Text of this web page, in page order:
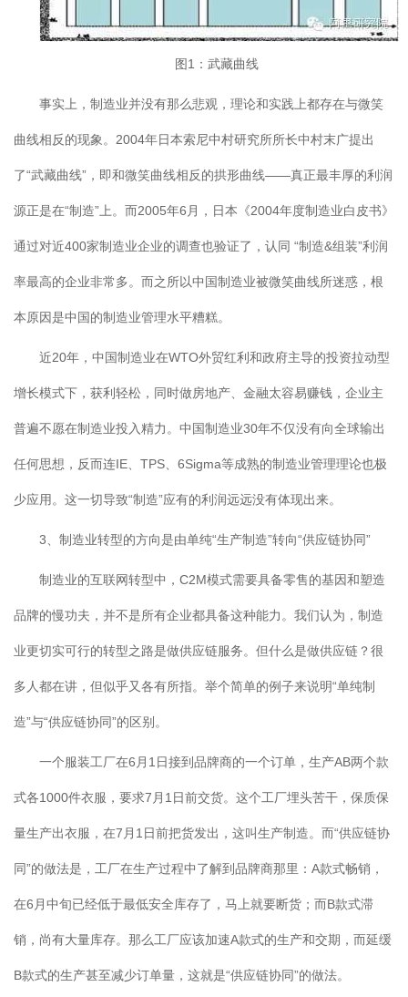
图1：武藏曲线
事实上，制造业并没有那么悲观，理论和实践上都存在与微笑
曲线相反的现象。2004年日本索尼中村研究所所长中村末广提出
了“武藏曲线”，即和微笑曲线相反的拱形曲线——真正最丰厚的利润
源正是在“制造”上。而2005年6月，日本《2004年度制造业白皮书》
通过对近400家制造业企业的调查也验证了，认同 “制造&组装”利润
率最高的企业非常多。而之所以中国制造业被微笑曲线所迷惑，根
本原因是中国的制造业管理水平糟糕。
近20年，中国制造业在WTO外贸红利和政府主导的投资拉动型
增长模式下，获利轻松，同时做房地产、金融太容易赚钱，企业主
普遍不愿在制造业投入精力。中国制造业30年不仅没有向全球输出
任何思想，反而连IE、TPS、6Sigma等成熟的制造业管理理论也极
少应用。这一切导致“制造”应有的利润远远没有体现出来。
3、制造业转型的方向是由单纯“生产制造”转向“供应链协同”
制造业的互联网转型中，C2M模式需要具备零售的基因和塑造
品牌的慢功夫，并不是所有企业都具备这种能力。我们认为，制造
业更切实可行的转型之路是做供应链服务。但什么是做供应链？很
多人都在讲，但似乎又各有所指。举个简单的例子来说明“单纯制
造”与“供应链协同”的区别。
一个服装工厂在6月1日接到品牌商的一个订单，生产AB两个款
式各1000件衣服，要求7月1日前交货。这个工厂埋头苦干，保质保
量生产出衣服，在7月1日前把货发出，这叫生产制造。而“供应链协
同”的做法是，工厂在生产过程中了解到品牌商那里：A款式畅销，
在6月中旬已经低于最低安全库存了，马上就要断货；而B款式滞
销，尚有大量库存。那么工厂应该加速A款式的生产和交期，而延缓
B款式的生产甚至减少订单量，这就是“供应链协同”的做法。